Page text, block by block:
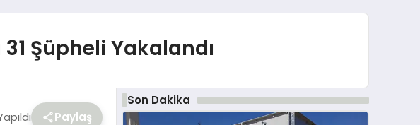
Şüpheli Yakalandı
Paylaş
Son Dakika